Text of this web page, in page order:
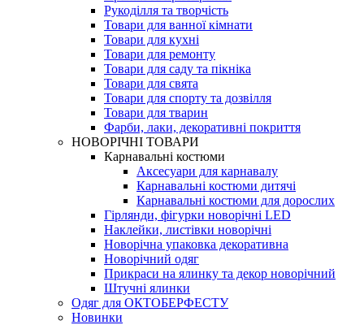
Рукоділля та творчість
Товари для ванної кімнати
Товари для кухні
Товари для ремонту
Товари для саду та пікніка
Товари для свята
Товари для спорту та дозвілля
Товари для тварин
Фарби, лаки, декоративні покриття
НОВОРІЧНІ ТОВАРИ
Карнавальні костюми
Аксесуари для карнавалу
Карнавальні костюми дитячі
Карнавальні костюми для дорослих
Гірлянди, фігурки новорічні LED
Наклейки, листівки новорічні
Новорічна упаковка декоративна
Новорічний одяг
Прикраси на ялинку та декор новорічний
Штучні ялинки
Одяг для ОКТОБЕРФЕСТУ
Новинки